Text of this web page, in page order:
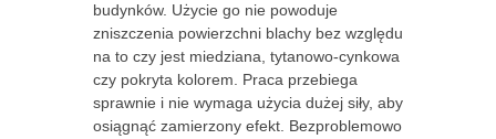
budynków. Użycie go nie powoduje
zniszczenia powierzchni blachy bez względu
na to czy jest miedziana, tytanowo-cynkowa
czy pokryta kolorem. Praca przebiega
sprawnie i nie wymaga użycia dużej siły, aby
osiągnąć zamierzony efekt. Bezproblemowo